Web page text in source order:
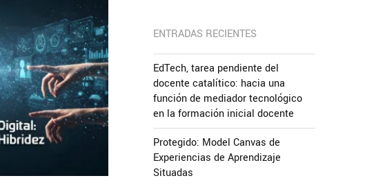
ENTRADAS RECIENTES
EdTech, tarea pendiente del
docente catalítico: hacia una
función de mediador tecnológico
en la formación inicial docente
Protegido: Model Canvas de
Experiencias de Aprendizaje
Situadas